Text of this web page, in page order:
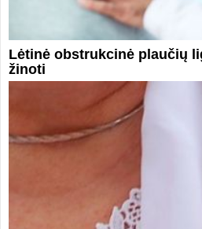
Lėtinė obstrukcinė plaučių
žinoti